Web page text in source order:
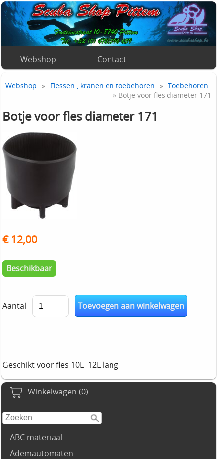
Webshop Contact
Winkelwagen (0)
ABC materiaal
Ademautomaten
Webshop » Flessen , kranen en toebehoren » Toebehoren
» Botje voor fles diameter 171
Botje voor fles diameter 171
€ 12,00
Beschikbaar
Aantal
Geschikt voor fles 10L 12L lang